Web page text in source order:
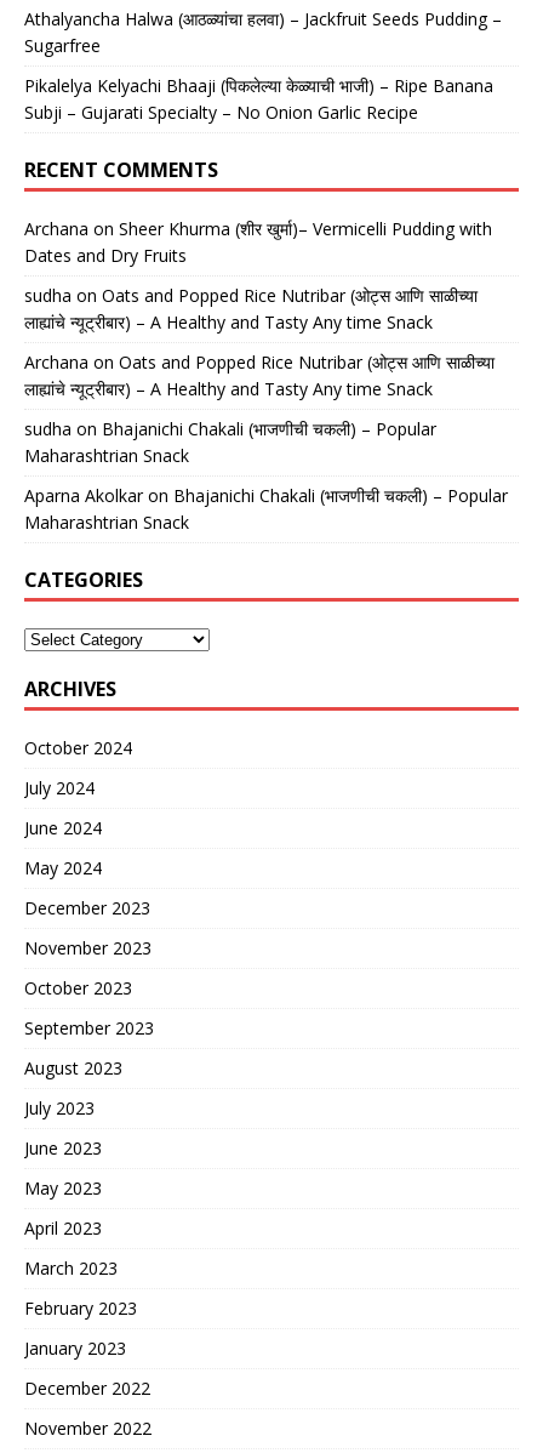
Athalyancha Halwa (आठळ्यांचा हलवा) – Jackfruit Seeds Pudding –
Sugarfree
Pikalelya Kelyachi Bhaaji (पिकलेल्या केळ्याची भाजी) – Ripe Banana
Subji – Gujarati Specialty – No Onion Garlic Recipe
RECENT COMMENTS
Archana on Sheer Khurma (शीर खुर्मा)– Vermicelli Pudding with
Dates and Dry Fruits
sudha on Oats and Popped Rice Nutribar (ओट्स आणि साळीच्या
लाह्यांचे न्यूट्रीबार) – A Healthy and Tasty Any time Snack
Archana on Oats and Popped Rice Nutribar (ओट्स आणि साळीच्या
लाह्यांचे न्यूट्रीबार) – A Healthy and Tasty Any time Snack
sudha on Bhajanichi Chakali (भाजणीची चकली) – Popular
Maharashtrian Snack
Aparna Akolkaron Bhajanichi Chakali (भाजणीची चकली) – Popular
Maharashtrian Snack
CATEGORIES
ARCHIVES
October 2024
July 2024
June 2024
May 2024
December 2023
November 2023
October 2023
September 2023
August 2023
July 2023
June 2023
May 2023
April 2023
March 2023
February 2023
January 2023
December 2022
November 2022